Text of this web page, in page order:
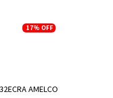
17% OFF
AMELCO